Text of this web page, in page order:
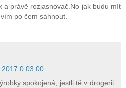
a právě rozjasnovač.No jak budu mít
po čem sáhnout.
2017 0:03:00
spokojená, jestli tě v drogerii